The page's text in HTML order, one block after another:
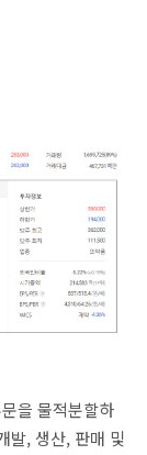
을 물적분할하
발, 생산, 판매 및